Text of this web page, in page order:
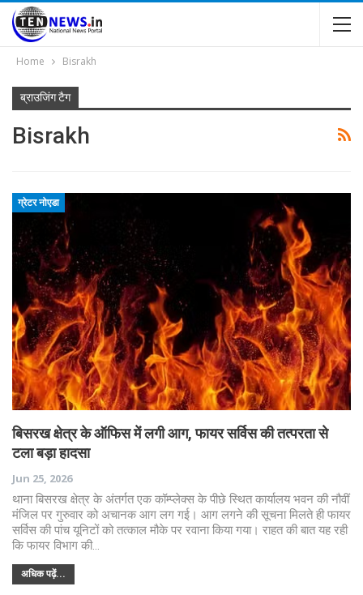
Home Bisrakh
ब्राउजिंग टैग
Bisrakh
ग्रेटर नोएडा
बिसरख क्षेत्र के ऑफिस में लगी आग, फायर सर्विस की तत्परता से
टला बड़ा हादसा
Jun 25, 2026
थाना बिसरख क्षेत्र के अंतर्गत एक कॉम्प्लेक्स के पीछे स्थित कार्यालय भवन की नौवीं
मंजिल पर गुरुवार को अचानक आग लग गई। आग लगने की सूचना मिलते ही फायर
सर्विस की पांच यूनिटों को तत्काल मौके पर रवाना किया गया। राहत की बात यह रही
कि फायर विभाग की…
अधिक पढ़ें...